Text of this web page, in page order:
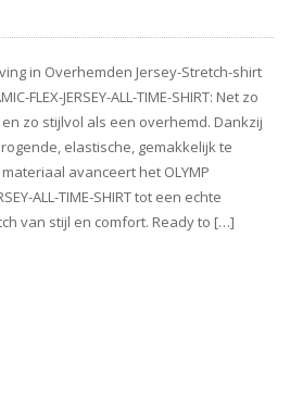
in Overhemden Jersey-Stretch-shirt
FLEX-JERSEY-ALL-TIME-SHIRT: Net zo
zo stijlvol als een overhemd. Dankzij
elastische, gemakkelijk te
avanceert het OLYMP
ALL-TIME-SHIRT tot een echte
van stijl en comfort. Ready to […]